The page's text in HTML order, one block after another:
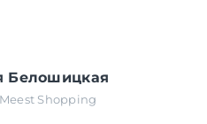
Белошицкая
Shopping